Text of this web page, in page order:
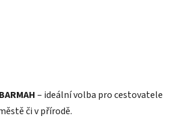
– ideální volba pro cestovatele
či v přírodě.